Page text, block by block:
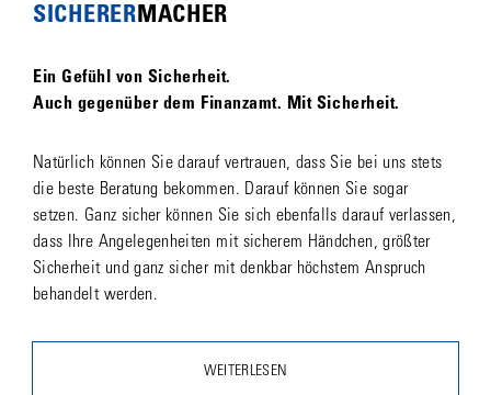
SICHERER­MACHER
Ein Gefühl von Sicherheit.
Auch gegenüber dem Finanzamt. Mit Sicherheit.
Natürlich können Sie darauf vertrauen, dass Sie bei uns stets
die beste Beratung bekommen. Darauf können Sie sogar
setzen. Ganz sicher können Sie sich ebenfalls darauf verlassen,
dass Ihre Angelegenheiten mit sicherem Händchen, größter
Sicherheit und ganz sicher mit denkbar höchstem Anspruch
behandelt werden.
WEITERLESEN